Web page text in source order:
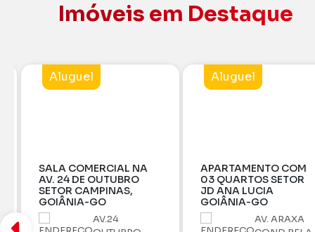
Imóveis em Destaque
Aluguel
APARTAMENTO COM
03 QUARTOS SETOR
JD ANA LUCIA
GOIÂNIA-GO
AV. ARAXA
Venda
EDF. FULL BUENO –